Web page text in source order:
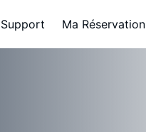
Support Ma Réservation